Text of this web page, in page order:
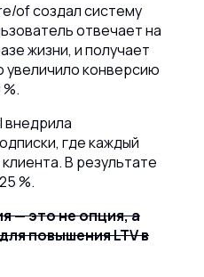
of создал систему
отвечает на
жизни, и получает
конверсию
внедрила
где каждый
В результате
%.
— это не опция, а
повышения LTV в